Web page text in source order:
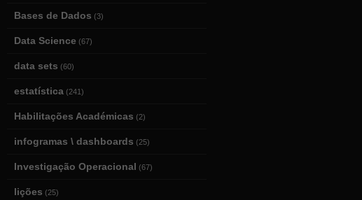
Bases de Dados (3)
Data Science (67)
data sets (60)
estatística (241)
Habilitações Académicas (2)
infogramas \ dashboards (25)
Investigação Operacional (67)
lições (25)